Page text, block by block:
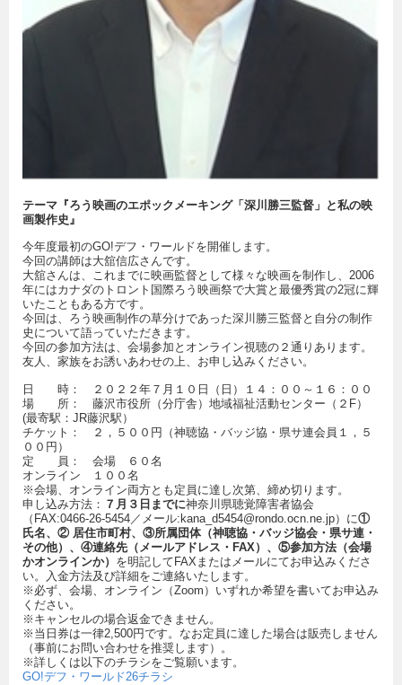
テーマ『ろう映画のエポックメーキング「深川勝三監督」と私の映
画製作史』
今年度最初のGO!デフ・ワールドを開催します。
今回の講師は大舘信広さんです。
大舘さんは、これまでに映画監督として様々な映画を制作し、2006
年にはカナダのトロント国際ろう映画祭で大賞と最優秀賞の2冠に輝
いたこともある方です。
今回は、ろう映画制作の草分けであった深川勝三監督と自分の制作
史について語っていただきます。
今回の参加方法は、会場参加とオンライン視聴の２通りあります。
友人、家族をお誘いあわせの上、お申し込みください。
日 時： ２０２２年７月１０日（日）１４：００～１６：００
場 所： 藤沢市役所（分庁舎）地域福祉活動センター（２F）
(最寄駅：JR藤沢駅）
チケット： ２，５００円（神聴協・バッジ協・県サ連会員１，５
００円）
定 員： 会場 ６０名
オンライン １００名
※会場、オンライン両方とも定員に達し次第、締め切ります。
申し込み方法： ７月３日までに神奈川県聴覚障害者協会
（FAX:0466-26-5454／メール:kana_d5454@rondo.ocn.ne.jp）に①
氏名、② 居住市町村、③所属団体（神聴協・バッジ協会・県サ連・
その他）、④連絡先（メールアドレス・FAX）、⑤参加方法（会場
かオンラインか） を明記してFAXまたはメールにてお申込みくださ
い。入金方法及び詳細をご連絡いたします。
※必ず、会場、オンライン（Zoom）いずれか希望を書いてお申込み
ください。
※キャンセルの場合返金できません。
※当日券は一律2,500円です。なお定員に達した場合は販売しません
（事前にお問い合わせを推奨します）。
※詳しくは以下のチラシをご覧願います。
GO!デフ・ワールド26チラシ